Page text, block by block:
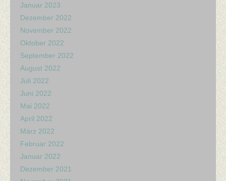
Januar 2023
Dezember 2022
November 2022
Oktober 2022
September 2022
August 2022
Juli 2022
Juni 2022
Mai 2022
April 2022
März 2022
Februar 2022
Januar 2022
Dezember 2021